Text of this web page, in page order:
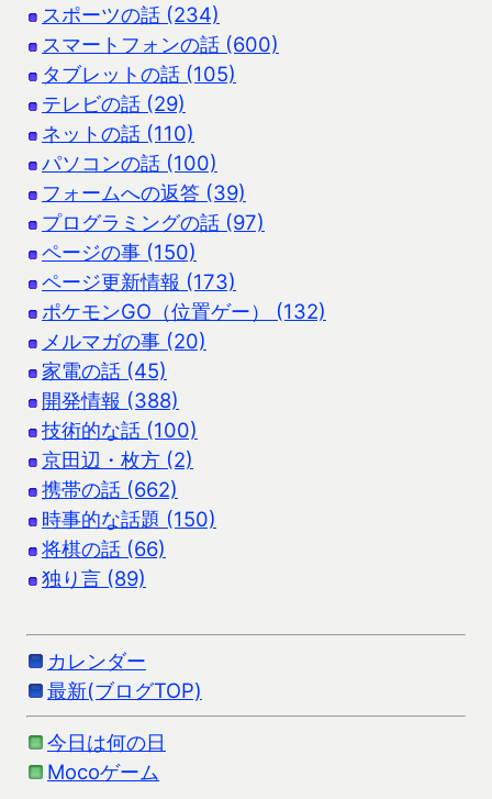
スポーツの話 (234)
スマートフォンの話 (600)
タブレットの話 (105)
テレビの話 (29)
ネットの話 (110)
パソコンの話 (100)
フォームへの返答 (39)
プログラミングの話 (97)
ページの事 (150)
ページ更新情報 (173)
ポケモンGO（位置ゲー） (132)
メルマガの事 (20)
家電の話 (45)
開発情報 (388)
技術的な話 (100)
京田辺・枚方 (2)
携帯の話 (662)
時事的な話題 (150)
将棋の話 (66)
独り言 (89)
カレンダー
最新(ブログTOP)
今日は何の日
Mocoゲーム